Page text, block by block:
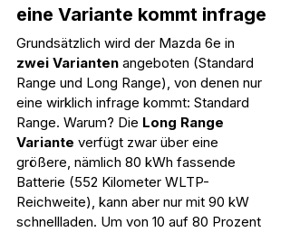
eine Variante kommt infrage
Grundsätzlich wird der Mazda 6e in
zwei Varianten angeboten (Standard
Range und Long Range), von denen nur
eine wirklich infrage kommt: Standard
Range. Warum? Die Long Range
Variante verfügt zwar über eine
größere, nämlich 80 kWh fassende
Batterie (552 Kilometer WLTP-
Reichweite), kann aber nur mit 90 kW
schnellladen. Um von 10 auf 80 Prozent